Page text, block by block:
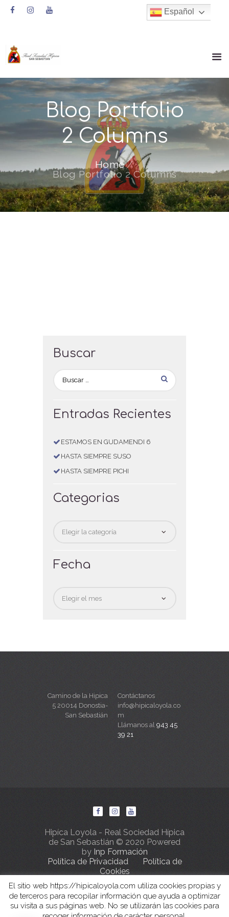
Blog Portfolio
2 Columns
Home
Blog Portfolio 2 Columns
Buscar
Entradas Recientes
ESTAMOS EN GUDAMENDI 6
HASTA SIEMPRE SUSO
HASTA SIEMPRE PICHI
Categorias
Fecha
Camino de la Hipica
5 20014 Donostia-
San Sebastián
Contáctanos
info@hipicaloyola.co
m
Llámanos al 943 45
39 21
Hipíca Loyola - Real Sociedad Hípica
de San Sebastián © 2020 Powered
by Inp Formación
Política de Privacidad
Política de
Cookies
El sitio web https://hipicaloyola.com utiliza cookies propias y
de terceros para recopilar información que ayuda a optimizar
su visita a sus páginas web. No se utilizarán las cookies para
Español